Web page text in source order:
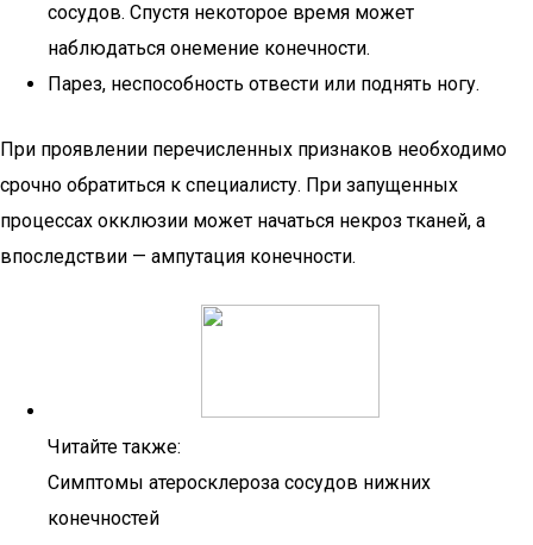
сосудов. Спустя некоторое время может
наблюдаться онемение конечности.
Парез, неспособность отвести или поднять ногу.
При проявлении перечисленных признаков необходимо
срочно обратиться к специалисту. При запущенных
процессах окклюзии может начаться некроз тканей, а
впоследствии — ампутация конечности.
Читайте также:
Симптомы атеросклероза сосудов нижних
конечностей